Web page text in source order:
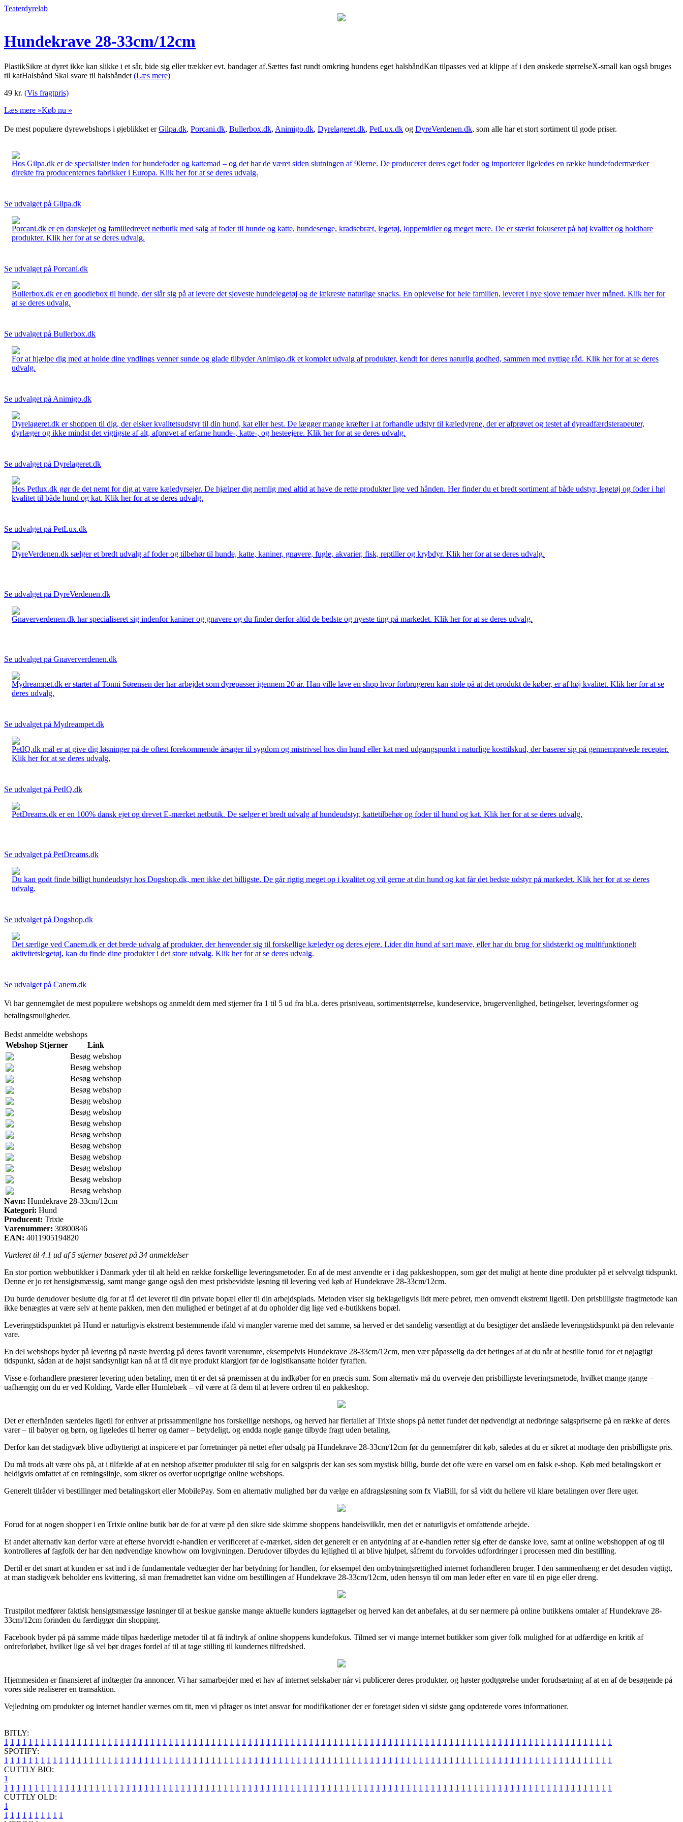
Teaterdyrelab
Hundekrave 28-33cm/12cm
PlastikSikre at dyret ikke kan slikke i et sår, bide sig eller trækker evt. bandager af.Sættes fast rundt omkring hundens eget halsbåndKan tilpasses ved at klippe af i den ønskede størrelseX-small kan også bruges
til katHalsbånd Skal svare til halsbåndet (Læs mere)
49 kr. (Vis fragtpris)
Læs mere »Køb nu »
De mest populære dyrewebshops i øjeblikket erGilpa.dk, Porcani.dk, Bullerbox.dk, Animigo.dk, Dyrelageret.dk, PetLux.dk og DyreVerdenen.dk, som alle har et stort sortiment til gode priser.
Hos Gilpa.dk er de specialister inden for hundefoder og kattemad – og det har de været siden slutningen af 90erne. De producerer deres eget foder og importerer ligeledes en række hundefodermærker
direkte fra producenternes fabrikker i Europa. Klik her for at se deres udvalg.
Se udvalget på Gilpa.dk
Porcani.dk er en danskejet og familiedrevet netbutik med salg af foder til hunde og katte, hundesenge, kradsebræt, legetøj, loppemidler og meget mere. De er stærkt fokuseret på høj kvalitet og holdbare
produkter. Klik her for at se deres udvalg.
Se udvalget på Porcani.dk
Bullerbox.dk er en goodiebox til hunde, der slår sig på at levere det sjoveste hundelegetøj og de lækreste naturlige snacks. En oplevelse for hele familien, leveret i nye sjove temaer hver måned. Klik her for
at se deres udvalg.
Se udvalget på Bullerbox.dk
For at hjælpe dig med at holde dine yndlings venner sunde og glade tilbyder Animigo.dk et komplet udvalg af produkter, kendt for deres naturlig godhed, sammen med nyttige råd. Klik her for at se deres
udvalg.
Se udvalget på Animigo.dk
Dyrelageret.dk er shoppen til dig, der elsker kvalitetsudstyr til din hund, kat eller hest. De lægger mange kræfter i at forhandle udstyr til kæledyrene, der er afprøvet og testet af dyreadfærdsterapeuter,
dyrlæger og ikke mindst det vigtigste af alt, afprøvet af erfarne hunde-, katte-, og hesteejere. Klik her for at se deres udvalg.
Se udvalget på Dyrelageret.dk
Hos Petlux.dk gør de det nemt for dig at være kæledyrsejer. De hjælper dig nemlig med altid at have de rette produkter lige ved hånden. Her finder du et bredt sortiment af både udstyr, legetøj og foder i høj
kvalitet til både hund og kat. Klik her for at se deres udvalg.
Se udvalget på PetLux.dk
DyreVerdenen.dk sælger et bredt udvalg af foder og tilbehør til hunde, katte, kaniner, gnavere, fugle, akvarier, fisk, reptiller og krybdyr. Klik her for at se deres udvalg.
Se udvalget på DyreVerdenen.dk
Gnaververdenen.dk har specialiseret sig indenfor kaniner og gnavere og du finder derfor altid de bedste og nyeste ting på markedet. Klik her for at se deres udvalg.
Se udvalget på Gnaververdenen.dk
Mydreampet.dk er startet af Tonni Sørensen der har arbejdet som dyrepasser igennem 20 år. Han ville lave en shop hvor forbrugeren kan stole på at det produkt de køber, er af høj kvalitet. Klik her for at se
deres udvalg.
Se udvalget på Mydreampet.dk
PetIQ.dk mål er at give dig løsninger på de oftest forekommende årsager til sygdom og mistrivsel hos din hund eller kat med udgangspunkt i naturlige kosttilskud, der baserer sig på gennemprøvede recepter.
Klik her for at se deres udvalg.
Se udvalget på PetIQ.dk
PetDreams.dk er en 100% dansk ejet og drevet E-mærket netbutik. De sælger et bredt udvalg af hundeudstyr, kattetilbehør og foder til hund og kat. Klik her for at se deres udvalg.
Se udvalget på PetDreams.dk
Du kan godt finde billigt hundeudstyr hos Dogshop.dk, men ikke det billigste. De går rigtig meget op i kvalitet og vil gerne at din hund og kat får det bedste udstyr på markedet. Klik her for at se deres
udvalg.
Se udvalget på Dogshop.dk
Det særlige ved Canem.dk er det brede udvalg af produkter, der henvender sig til forskellige kæledyr og deres ejere. Lider din hund af sart mave, eller har du brug for slidstærkt og multifunktionelt
aktivitetslegetøj, kan du finde dine produkter i det store udvalg. Klik her for at se deres udvalg.
Se udvalget på Canem.dk
Vi har gennemgået de mest populære webshops og anmeldt dem med stjerner fra 1 til 5 ud fra bl.a. deres prisniveau, sortimentstørrelse, kundeservice, brugervenlighed, betingelser, leveringsformer og
betalingsmuligheder.
Bedst anmeldte webshops
Webshop Stjerner
Link
Besøg webshop
Besøg webshop
Besøg webshop
Besøg webshop
Besøg webshop
Besøg webshop
Besøg webshop
Besøg webshop
Besøg webshop
Besøg webshop
Besøg webshop
Besøg webshop
Besøg webshop
Navn: Hundekrave 28-33cm/12cm
Kategori: Hund
Producent: Trixie
Varenummer: 30800846
EAN: 4011905194820
Vurderet til 4.1 ud af 5 stjerner baseret på 34 anmeldelser
En stor portion webbutikker i Danmark yder til alt held en række forskellige leveringsmetoder. En af de mest anvendte er i dag pakkeshoppen, som gør det muligt at hente dine produkter på et selvvalgt tidspunkt.
Denne er jo ret hensigtsmæssig, samt mange gange også den mest prisbevidste løsning til levering ved køb af Hundekrave 28-33cm/12cm.
Du burde derudover beslutte dig for at få det leveret til din private bopæl eller til din arbejdsplads. Metoden viser sig beklageligvis lidt mere pebret, men omvendt ekstremt ligetil. Den prisbilligste fragtmetode kan
ikke benægtes at være selv at hente pakken, men den mulighed er betinget af at du opholder dig lige ved e-butikkens bopæl.
Leveringstidspunktet på Hund er naturligvis ekstremt bestemmende ifald vi mangler varerne med det samme, så herved er det sandelig væsentligt at du besigtiger det anslåede leveringstidspunkt på den relevante
vare.
En del webshops byder på levering på næste hverdag på deres favorit varenumre, eksempelvis Hundekrave 28-33cm/12cm, men vær påpasselig da det betinges af at du når at bestille forud for et nøjagtigt
tidspunkt, sådan at de højst sandsynligt kan nå at få dit nye produkt klargjort før de logistikansatte holder fyraften.
Visse e-forhandlere præsterer levering uden betaling, men tit er det så præmissen at du indkøber for en præcis sum. Som alternativ må du overveje den prisbilligste leveringsmetode, hvilket mange gange –
uafhængig om du er ved Kolding, Varde eller Humlebæk – vil være at få dem til at levere ordren til en pakkeshop.
Det er efterhånden særdeles ligetil for enhver at prissammenligne hos forskellige netshops, og herved har flertallet af Trixie shops på nettet fundet det nødvendigt at nedbringe salgspriserne på en række af deres
varer – til babyer og børn, og ligeledes til herrer og damer – betydeligt, og endda nogle gange tilbyde fragt uden betaling.
Derfor kan det stadigvæk blive udbytterigt at inspicere et par forretninger på nettet efter udsalg på Hundekrave 28-33cm/12cm før du gennemfører dit køb, således at du er sikret at modtage den prisbilligste pris.
Du må trods alt være obs på, at i tilfælde af at en netshop afsætter produkter til salg for en salgspris der kan ses som mystisk billig, burde det ofte være en varsel om en falsk e-shop. Køb med betalingskort er
heldigvis omfattet af en retningslinje, som sikrer os overfor uoprigtige online webshops.
Generelt tilråder vi bestillinger med betalingskort eller MobilePay. Som en alternativ mulighed bør du vælge en afdragsløsning som fx ViaBill, for så vidt du hellere vil klare betalingen over flere uger.
Forud for at nogen shopper i en Trixie online butik bør de for at være på den sikre side skimme shoppens handelsvilkår, men det er naturligvis et omfattende arbejde.
Et andet alternativ kan derfor være at efterse hvorvidt e-handlen er verificeret af e-mærket, siden det generelt er en antydning af at e-handlen retter sig efter de danske love, samt at online webshoppen af og til
kontrolleres af fagfolk der har den nødvendige knowhow om lovgivningen. Derudover tilbydes du lejlighed til at blive hjulpet, såfremt du forvoldes udfordringer i processen med din bestilling.
Dertil er det smart at kunden er sat ind i de fundamentale vedtægter der har betydning for handlen, for eksempel den ombytningsrettighed internet forhandleren bruger. I den sammenhæng er det desuden vigtigt,
at man stadigvæk beholder ens kvittering, så man fremadrettet kan vidne om bestillingen af Hundekrave 28-33cm/12cm, uden hensyn til om man leder efter en vare til en pige eller dreng.
Trustpilot medfører faktisk hensigtsmæssige løsninger til at beskue ganske mange aktuelle kunders iagttagelser og herved kan det anbefales, at du ser nærmere på online butikkens omtaler af Hundekrave 28-
33cm/12cm forinden du færdiggør din shopping.
Facebook byder på på samme måde tilpas hæderlige metoder til at få indtryk af online shoppens kundefokus. Tilmed ser vi mange internet butikker som giver folk mulighed for at udfærdige en kritik af
ordreforløbet, hvilket lige så vel bør drages fordel af til at tage stilling til kundernes tilfredshed.
Hjemmesiden er finansieret af indtægter fra annoncer. Vi har samarbejder med et hav af internet selskaber når vi publicerer deres produkter, og høster godtgørelse under forudsætning af at en af de besøgende på
vores side realiserer en transaktion.
Vejledning om produkter og internet handler værnes om tit, men vi påtager os intet ansvar for modifikationer der er foretaget siden vi sidste gang opdaterede vores informationer.
BITLY:
1 1 1 1 1 1 1 1 1 1 1 1 1 1 1 1 1 1 1 1 1 1 1 1 1 1 1 1 1 1 1 1 1 1 1 1 1 1 1 1 1 1 1 1 1 1 1 1 1 1 1 1 1 1 1 1 1 1 1 1 1 1 1 1 1 1 1 1 1 1 1 1 1 1 1 1 1 1 1 1 1 1 1 1 1 1 1 1 1 1 1 1 1 1 1 1 1 1 1 1
SPOTIFY:
1 1 1 1 1 1 1 1 1 1 1 1 1 1 1 1 1 1 1 1 1 1 1 1 1 1 1 1 1 1 1 1 1 1 1 1 1 1 1 1 1 1 1 1 1 1 1 1 1 1 1 1 1 1 1 1 1 1 1 1 1 1 1 1 1 1 1 1 1 1 1 1 1 1 1 1 1 1 1 1 1 1 1 1 1 1 1 1 1 1 1 1 1 1 1 1 1 1 1 1
CUTTLY BIO:
1
1 1 1 1 1 1 1 1 1 1 1 1 1 1 1 1 1 1 1 1 1 1 1 1 1 1 1 1 1 1 1 1 1 1 1 1 1 1 1 1 1 1 1 1 1 1 1 1 1 1 1 1 1 1 1 1 1 1 1 1 1 1 1 1 1 1 1 1 1 1 1 1 1 1 1 1 1 1 1 1 1 1 1 1 1 1 1 1 1 1 1 1 1 1 1 1 1 1 1 1
CUTTLY OLD:
1
1 1 1 1 1 1 1 1 1 1